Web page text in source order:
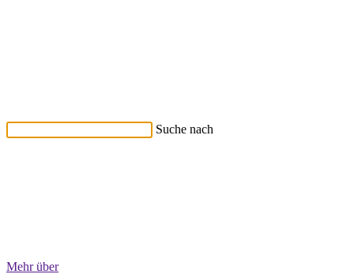
Suche nach
Mehr über